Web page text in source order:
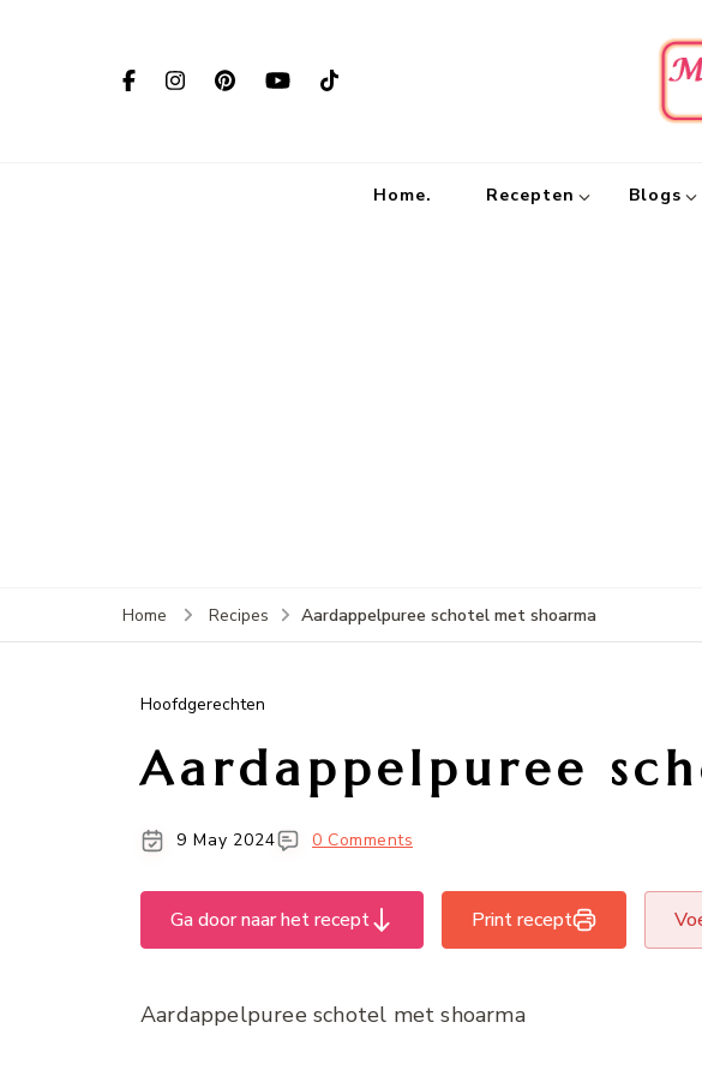
Home. Recepten Blogs
Home Recipes Aardappelpuree schotel met shoarma
Hoofdgerechten
Aardappelpuree
9 May 2024 0 Comments
Ga door naar het recept Print recept
Aardappelpuree schotel met shoarma